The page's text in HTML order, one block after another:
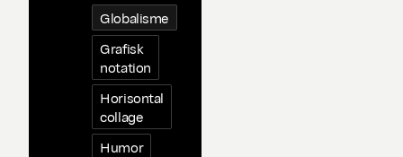
Globalisme
Grafisk
notation
Horisontal
collage
Humor